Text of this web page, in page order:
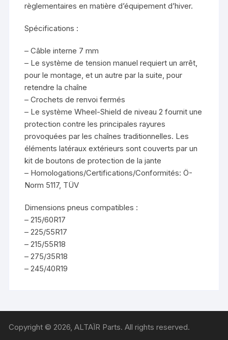
règlementaires en matière d’équipement d’hiver.
Spécifications :
– Câble interne 7 mm
– Le système de tension manuel requiert un arrêt,
pour le montage, et un autre par la suite, pour
retendre la chaîne
– Crochets de renvoi fermés
– Le système Wheel-Shield de niveau 2 fournit une
protection contre les principales rayures
provoquées par les chaînes traditionnelles. Les
éléments latéraux extérieurs sont couverts par un
kit de boutons de protection de la jante
– Homologations/Certifications/Conformités: Ö-
Norm 5117, TÜV
Dimensions pneus compatibles :
– 215/60R17
– 225/55R17
– 215/55R18
– 275/35R18
– 245/40R19
Copyright © 2026, ALTAÏR Parts. All rights reserved.